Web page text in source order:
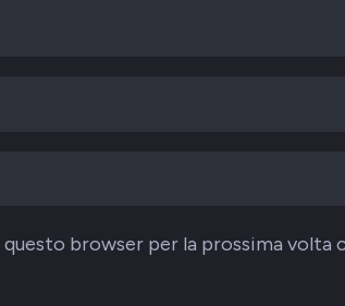
browser per la prossima volta